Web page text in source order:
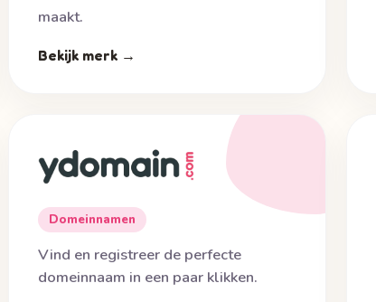
maakt.
Bekijk merk →
Domeinnamen
Vind en registreer de perfecte
domeinnaam in een paar klikken.